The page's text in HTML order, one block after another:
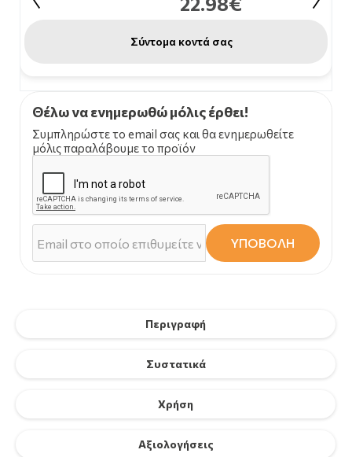
Περιγραφή
Συστατικά
Χρήση
Αξιολογήσεις
Σύντομα κοντά σας
Θέλω να ενημερωθώ μόλις έρθει!
Συμπληρώστε το email σας και θα ενημερωθείτε
μόλις παραλάβουμε το προϊόν
ΥΠΟΒΟΛΗ